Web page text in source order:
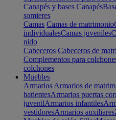
Canapés y bases Canapés
somieres
Camas Camas de matrimonio
individualesCamas juveniles
nido
Cabeceros Cabeceros de
Complementos para
colchones
Muebles
Armarios Armarios de
batientesArmarios puertas
juvenilArmarios infantiles
vestidoresArmarios auxiliares